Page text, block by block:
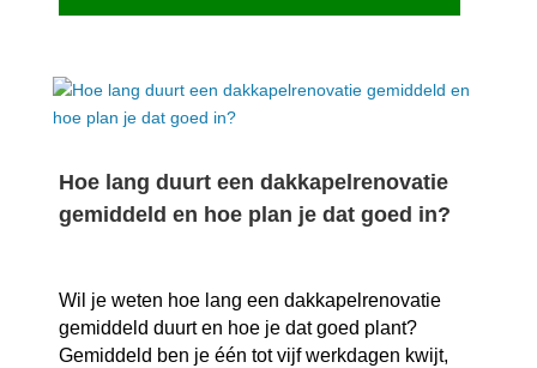
Hoe lang duurt een dakkapelrenovatie
gemiddeld en hoe plan je dat goed in?
Wil je weten hoe lang een dakkapelrenovatie
gemiddeld duurt en hoe je dat goed plant?
Gemiddeld ben je één tot vijf werkdagen kwijt,